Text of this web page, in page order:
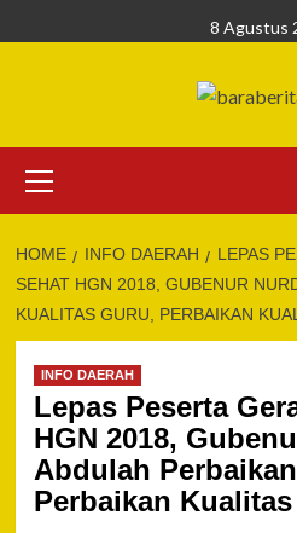
to
8 Agustus
Menu
HOME INFO DAERAH
LEPAS
SEHAT HGN 2018, GUBENUR
KUALITAS GURU, PERBAIKAN
INFO DAERAH
Lepas Peserta
HGN 2018,
Abdulah
Perbaikan